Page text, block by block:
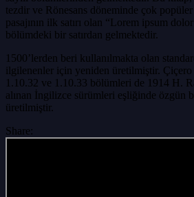
tezdir ve Rönesans döneminde çok
pasajının ilk satırı olan “Lorem ipsum
bölümdeki bir satırdan gelmektedir.
1500’lerden beri kullanılmakta olan
ilgilenenler için yeniden üretilmiştir. Çiçero
1.10.32 ve 1.10.33 bölümleri de 1914 H.
alınan İngilizce sürümleri eşliğinde özgün
üretilmiştir.
Share: